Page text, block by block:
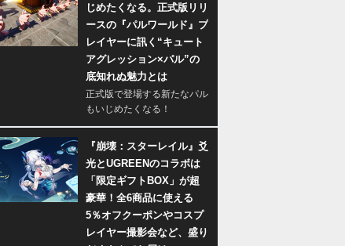
じめたくなる。正式版リリ
ースの『パルワールド』プ
レイヤーに訊く“キュート
アグレッション×パル”の
底知れぬ魅力とは
正式版で登場する新たなパル
もいじめたくなる！
『崩壊：スターレイル』爻
光とUGREENのコラボは
「限定ギフトBOX」が超
豪華！全6商品に使える
5％オフクーポンやコスプ
レイヤー撮影会など、盛り